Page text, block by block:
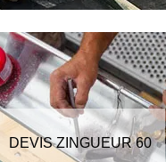
DEVIS ZINGUEUR 60